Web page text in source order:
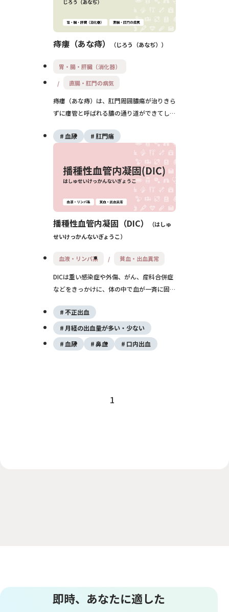
痔瘻（あな痔） じろう（あなぢ）
胃・腸・肝臓（消化器）
直腸・肛門の病気
痔瘻（あな痔）は、肛門周囲膿瘍が治りきら
ずに瘻管と呼ばれる膿の通り道ができてしま
発を繰り返す慢性疾患であり、自然治癒は期
待できません。根治には手術が必要で、早期
の診断と適切な治療が重要です。
血尿 肛門痛
播種性血管内凝固（DIC）
はしゅ
せいけっかんないぎょうこ
血液・リンパ系 貧血・出血異常
DICは重い感染症や外傷、がん、産科合併症
などをきっかけに、体の中で血が一斉に固ま
急の病態です。 原因病気の治療に加え、血
液の補充や抗凝固療法を状況に応じて行いま
す。
不正出血
月経の出血量が多い・少ない
血尿
鼻血 口内出血
1
即時、あなたに適した